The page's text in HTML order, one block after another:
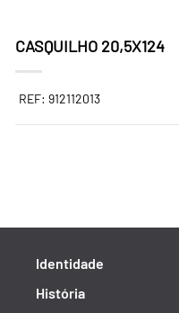
CASQUILHO 20,5X124
REF: 912112013
Identidade
História